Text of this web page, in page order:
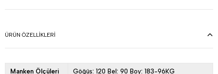
ÜRÜN ÖZELLIKLERI
Manken Ölçüleri
Göğüs: 120 Bel: 90 Boy: 183-96KG